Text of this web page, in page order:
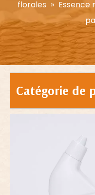
florales »
Catégorie de